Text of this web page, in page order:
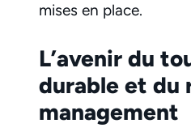
mises en place.
L’avenir du
durable et du
management